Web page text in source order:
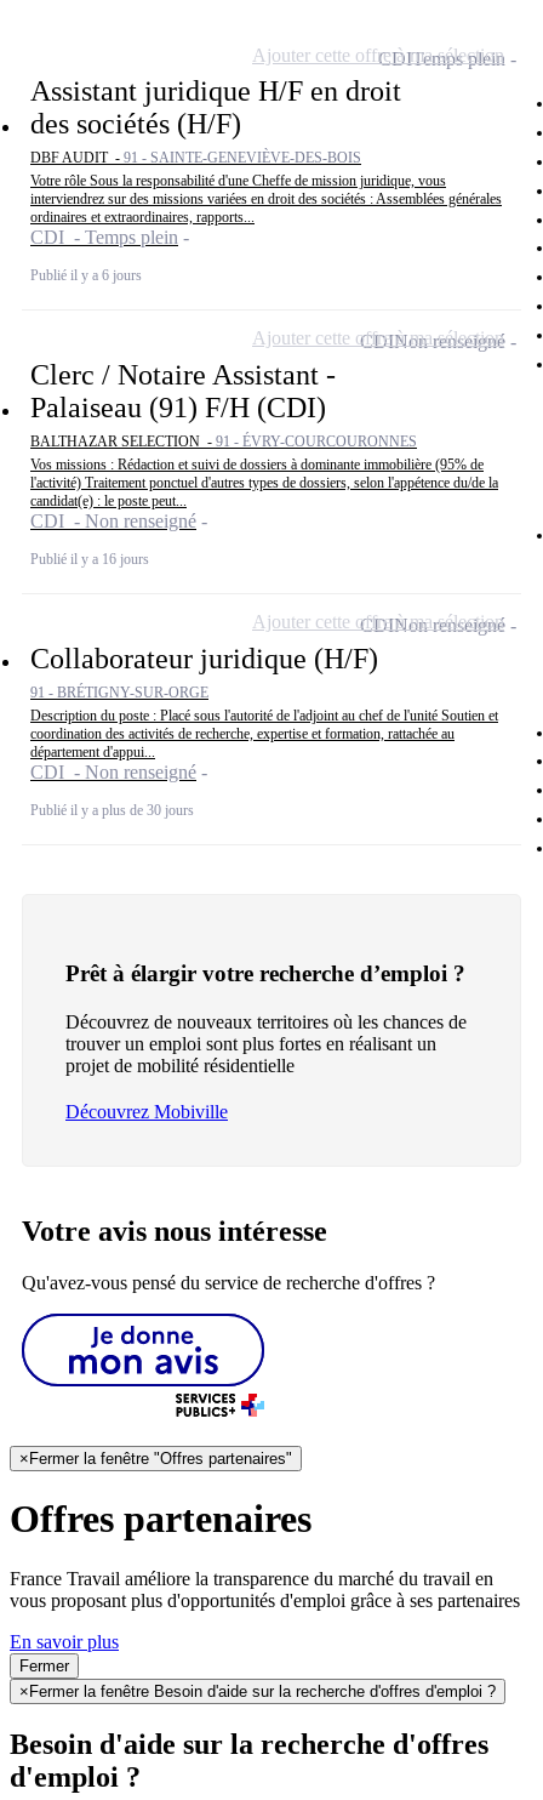
Assistant juridique H/F en droit
des sociétés (H/F)
DBF AUDIT - 91 - SAINTE-GENEVIÈVE-DES-BOIS
Votre rôle Sous la responsabilité d'une Cheffe de mission juridique, vous
interviendrez sur des missions variées en droit des sociétés : Assemblées générales
ordinaires et extraordinaires, rapports...
CDI - Temps plein
Publié il y a 6 jours
CDITemps plein
Ajouter cette offre à ma sélection
Clerc / Notaire Assistant -
Palaiseau (91) F/H (CDI)
BALTHAZAR SELECTION - 91 - ÉVRY-COURCOURONNES
Vos missions : Rédaction et suivi de dossiers à dominante immobilière (95% de
l'activité) Traitement ponctuel d'autres types de dossiers, selon l'appétence du/de la
candidat(e) : le poste peut...
CDI - Non renseigné
Publié il y a 16 jours
CDINon renseigné
Ajouter cette offre à ma sélection
Collaborateur juridique (H/F)
91 - BRÉTIGNY-SUR-ORGE
Description du poste : Placé sous l'autorité de l'adjoint au chef de l'unité Soutien et
coordination des activités de recherche, expertise et formation, rattachée au
département d'appui...
CDI - Non renseigné
Publié il y a plus de 30 jours
CDINon renseigné
Ajouter cette offre à ma sélection
Prêt à élargir votre recherche d’emploi ?
Découvrez de nouveaux territoires où les chances de
trouver un emploi sont plus fortes en réalisant un
projet de mobilité résidentielle
Découvrez Mobiville
Votre avis nous intéresse
Qu'avez-vous pensé du service de recherche d'offres ?
× Fermer la fenêtre "Offres partenaires"
Offres partenaires
France Travail améliore la transparence du marché du travail en
vous proposant plus d'opportunités d'emploi grâce à ses partenaires
En savoir plus
Fermer
×Fermer la fenêtre Besoin d'aide sur la recherche d'offres d'emploi ?
Besoin d'aide sur la recherche d'offres
d'emploi ?